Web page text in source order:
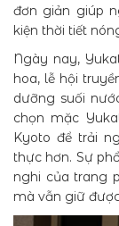
đơn giản giúp
kiện thời tiết
Ngày nay,
hoa, lễ hội
dưỡng suối
chọn mặc
Kyoto để trải
thực hơn. Sự
nghi của trang
mà vẫn giữ